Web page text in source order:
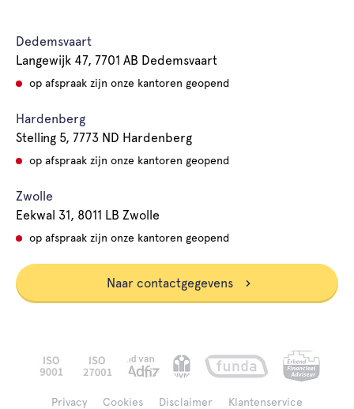
Dedemsvaart
Langewijk 47, 7701 AB Dedemsvaart
op afspraak zijn onze kantoren geopend
Hardenberg
Stelling 5, 7773 ND Hardenberg
op afspraak zijn onze kantoren geopend
Zwolle
Eekwal 31, 8011 LB Zwolle
op afspraak zijn onze kantoren geopend
Naar contactgegevens
Privacy Cookies Disclaimer Klantenservice